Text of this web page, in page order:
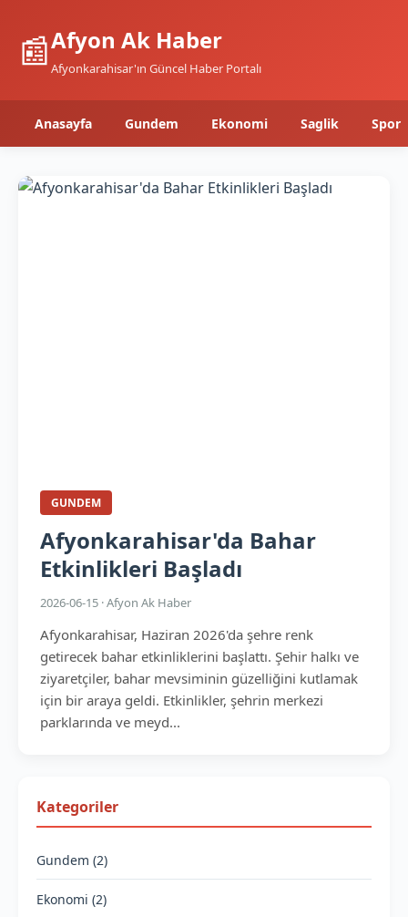
📰Afyon Ak Haber
Afyonkarahisar'ın Güncel Haber Portalı
Anasayfa Gundem Ekonomi Saglik Spor
GUNDEM
Afyonkarahisar'da Bahar
Etkinlikleri Başladı
2026-06-15 · Afyon Ak Haber
Afyonkarahisar, Haziran 2026'da şehre renk
getirecek bahar etkinliklerini başlattı. Şehir halkı ve
ziyaretçiler, bahar mevsiminin güzelliğini kutlamak
için bir araya geldi. Etkinlikler, şehrin merkezi
parklarında ve meyd...
Kategoriler
Gundem (2)
Ekonomi (2)